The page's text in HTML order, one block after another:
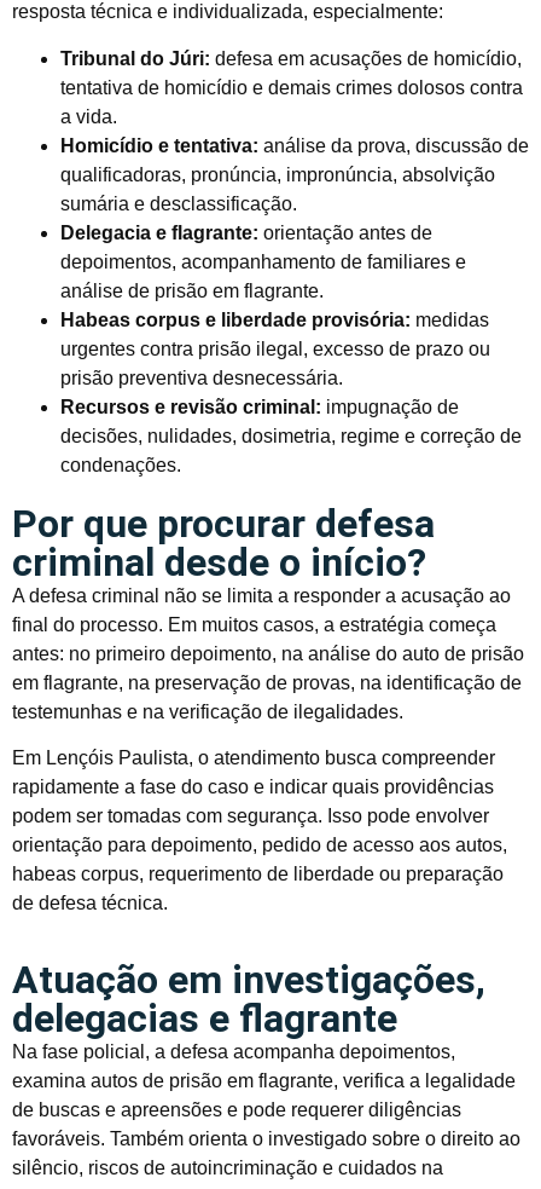
resposta técnica e individualizada, especialmente:
Tribunal do Júri: defesa em acusações de homicídio,
tentativa de homicídio e demais crimes dolosos contra
a vida.
Homicídio e tentativa: análise da prova, discussão de
qualificadoras, pronúncia, impronúncia, absolvição
sumária e desclassificação.
Delegacia e flagrante: orientação antes de
depoimentos, acompanhamento de familiares e
análise de prisão em flagrante.
Habeas corpus e liberdade provisória: medidas
urgentes contra prisão ilegal, excesso de prazo ou
prisão preventiva desnecessária.
Recursos e revisão criminal: impugnação de
decisões, nulidades, dosimetria, regime e correção de
condenações.
Por que procurar defesa
criminal desde o início?
A defesa criminal não se limita a responder a acusação ao
final do processo. Em muitos casos, a estratégia começa
antes: no primeiro depoimento, na análise do auto de prisão
em flagrante, na preservação de provas, na identificação de
testemunhas e na verificação de ilegalidades.
Em Lençóis Paulista, o atendimento busca compreender
rapidamente a fase do caso e indicar quais providências
podem ser tomadas com segurança. Isso pode envolver
orientação para depoimento, pedido de acesso aos autos,
habeas corpus, requerimento de liberdade ou preparação
de defesa técnica.
Atuação em investigações,
delegacias e flagrante
Na fase policial, a defesa acompanha depoimentos,
examina autos de prisão em flagrante, verifica a legalidade
de buscas e apreensões e pode requerer diligências
favoráveis. Também orienta o investigado sobre o direito ao
silêncio, riscos de autoincriminação e cuidados na